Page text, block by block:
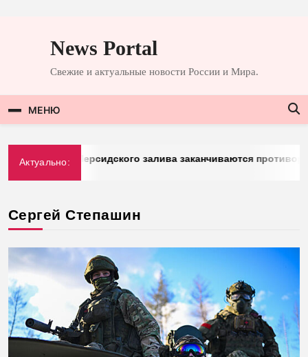
содержимомуNews Portal
Свежие и актуальные новости России и Мира.
МЕНЮ
Актуально:
у стран Персидского залива заканчиваются
Сергей Степашин